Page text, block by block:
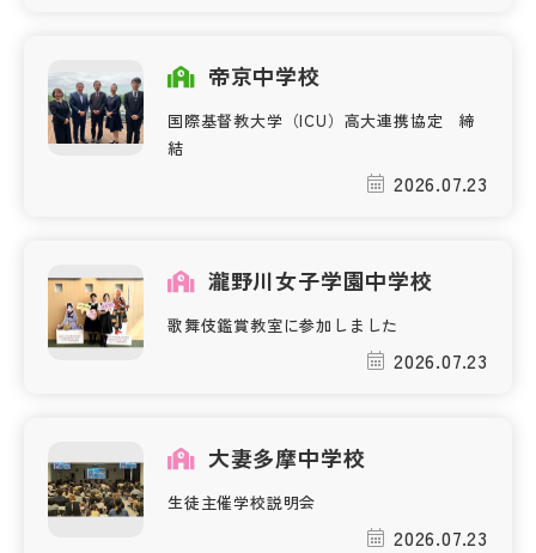
よみもの
学校からのお知らせ
特集
その他
お問い合わせ
帝京中学校
国際基督教大学（ICU）高大連携協定 締
結
2026.07.23
瀧野川女子学園中学校
歌舞伎鑑賞教室に参加しました
2026.07.23
大妻多摩中学校
生徒主催学校説明会
2026.07.23